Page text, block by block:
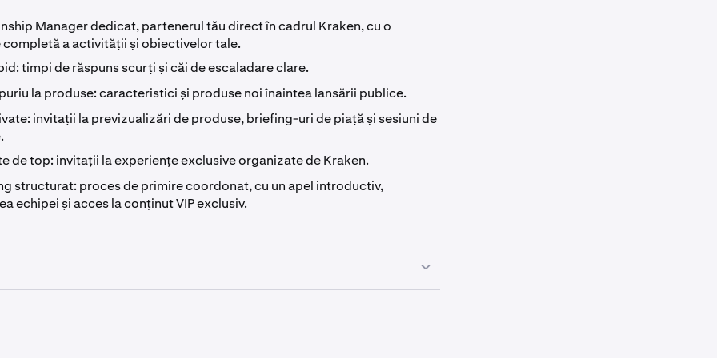
Volum lunar echivalent Volum anual echivalent
$7.500.000 $80.000.000
$39.750.000 $476.700.000
$1.700.000 $20,000,000
500.000 USD
$3,200,000 $38,500,000
Pro Spot
(Maker/Taker)
Contracte Futures
(Maker/Taker)
0,2% / 0,35% 0,02% / 0,05%
Manager dedicat, partenerul tău direct în cadrul Kraken, cu o
a activității și obiectivelor tale.
timpi de răspuns scurți și căi de escaladare clare.
la produse: caracteristici și produse noi înaintea lansării publice.
invitații la previzualizări de produse, briefing-uri de piață și sesiuni de
de top: invitații la experiențe exclusive organizate de Kraken.
structurat: proces de primire coordonat, cu un apel introductiv,
echipei și acces la conținut VIP exclusiv.